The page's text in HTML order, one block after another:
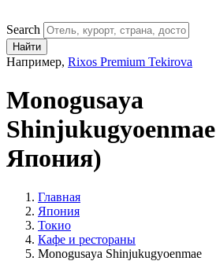
Search
Найти
Например, Rixos Premium Tekirova
Monogusaya
Shinjukugyoenmae
Япония)
Главная
Япония
Токио
Кафе и рестораны
Monogusaya Shinjukugyoenmae